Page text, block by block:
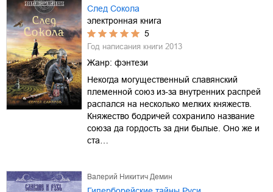
След Сокола
электронная книга
5
Год написания книги 2013
Жанр: фэнтези
Некогда могущественный славянский
племенной союз из-за внутренних распрей
распался на несколько мелких княжеств.
Княжество бодричей сохранило название
союза да гордость за дни былые. Оно же и
ста…
Валерий Никитич Демин